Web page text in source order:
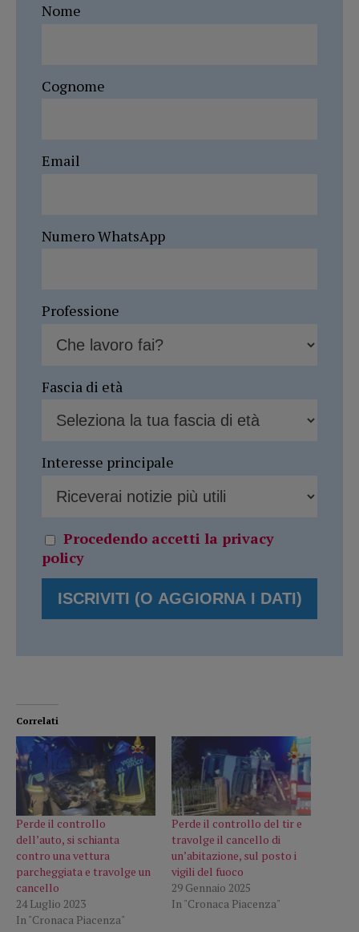
Nome
Cognome
Email
Numero WhatsApp
Professione
Fascia di età
Interesse principale
Procedendo accetti la privacy
policy
Correlati
Perde il controllo
dell’auto, si schianta
contro una vettura
parcheggiata e travolge un
cancello
24 Luglio 2023
In "Cronaca Piacenza"
Perde il controllo del tir e
travolge il cancello di
un’abitazione, sul posto i
vigili del fuoco
29 Gennaio 2025
In "Cronaca Piacenza"